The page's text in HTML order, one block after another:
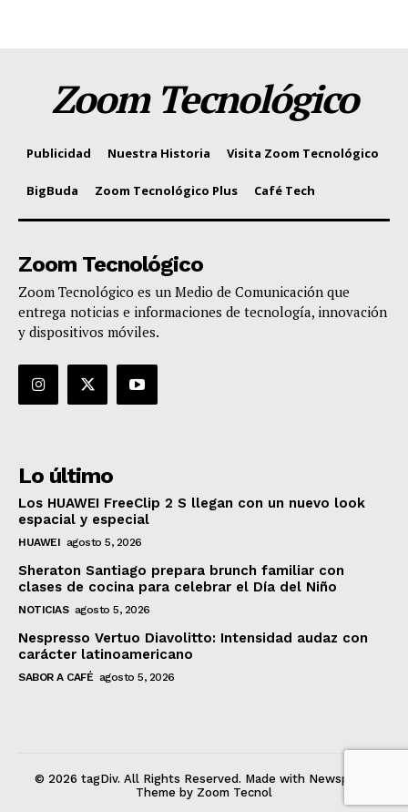
Zoom Tecnológico
Publicidad Nuestra Historia Visita Zoom Tecnológico
BigBuda Zoom Tecnológico Plus Café Tech
Zoom Tecnológico
Zoom Tecnológico es un Medio de Comunicación que
entrega noticias e informaciones de tecnología, innovación
y dispositivos móviles.
Lo último
Los HUAWEI FreeClip 2 S llegan con un nuevo look
espacial y especial
HUAWEI agosto 5, 2026
Sheraton Santiago prepara brunch familiar con
clases de cocina para celebrar el Día del Niño
NOTICIAS agosto 5, 2026
Nespresso Vertuo Diavolitto: Intensidad audaz con
carácter latinoamericano
SABOR A CAFÉ agosto 5, 2026
© 2026 tagDiv. All Rights Reserved. Made with Newspaper
Theme by Zoom Tecnol